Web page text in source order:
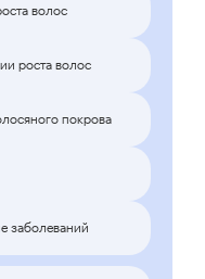
волос
роста волос
покрова
заболеваний